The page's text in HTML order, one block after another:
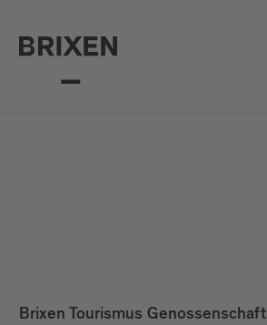
Brixen Tourismus Genossenschaft